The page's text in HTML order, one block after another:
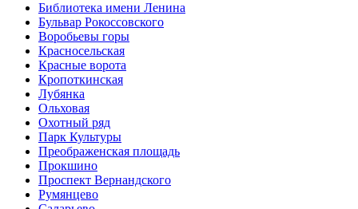
Библиотека имени Ленина
Бульвар Рокоссовского
Воробьевы горы
Красно­сельская
Красные ворота
Кропоткинс­кая
Лубянка
Ольховая
Охотный ряд
Парк Культуры
Преобра­женская площадь
Прокшино
Проспект Вернандского
Румянцево